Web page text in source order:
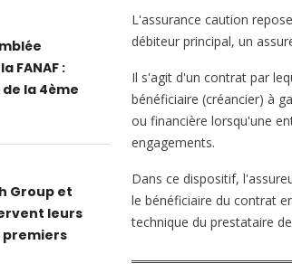
FANAF :
la 4ème
Group et
leurs
premiers
L'assurance caution
débiteur principal, un
Il s'agit d'un contrat par
bénéficiaire (créancier) à
ou financière lorsqu'une
engagements.
Dans ce dispositif,
le bénéficiaire du contrat
technique du prestataire